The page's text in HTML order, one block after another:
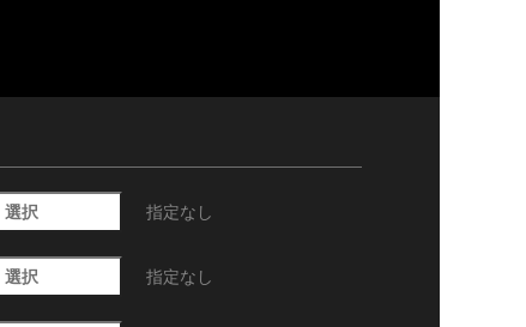
選択 指定なし
選択 指定なし